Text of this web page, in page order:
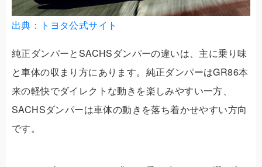
出典：トヨタ公式サイト
純正ダンパーとSACHSダンパーの違いは、主に乗り味
と車体の収まり方にあります。純正ダンパーはGR86本
来の軽快でダイレクトな動きを楽しみやすい一方、
SACHSダンパーは車体の動きを落ち着かせやすい方向
です。